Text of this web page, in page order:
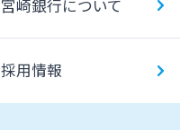
宮崎銀行について
採用情報